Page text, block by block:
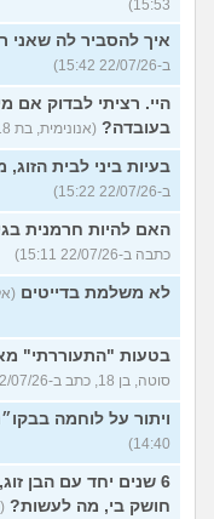
15:53)
איך להסביר לה שאני
ב-22/07/26 15:42)
היי. רציתי לבדוק אם
בעובדה? (אנונימית, בת 18, כתבה ב-22/07/26 15:31)
בעיות ביני לבית
ב-22/07/26 15:22)
האם להיות חרמנית
כתבה ב-22/07/26 15:11)
לא משלמת בדייטים (אלי, בן
בטעות "התעוררתי"
סוטה, בן 18, כתב ב-22/07/26 14:51)
ויתור על לוחמה
14:40)
6 שנים יחד עם הבן
חושק בי, מה לעשות?